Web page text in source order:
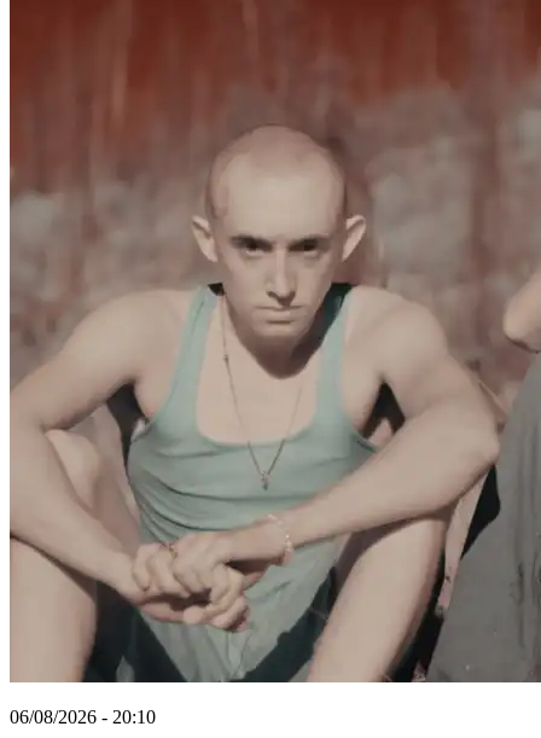
06/08/2026 - 20:10